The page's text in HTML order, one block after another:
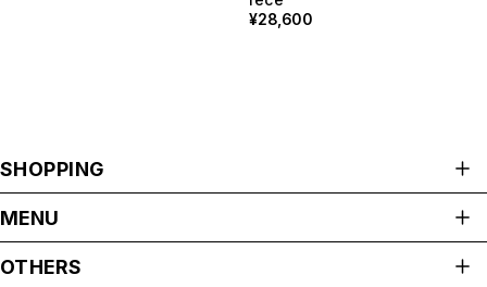
¥28,600
SHOPPING
MENU
OTHERS